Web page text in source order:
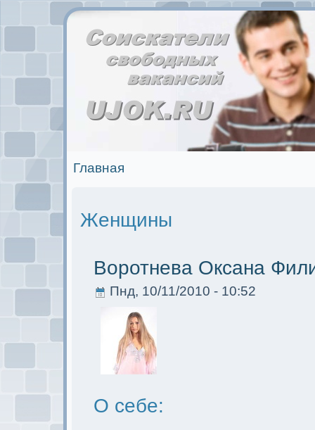
Главная
Женщины
Воротнева Оксана
Пнд, 10/11/2010 - 10:52
О себе: